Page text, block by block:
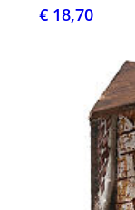
€ 18,70